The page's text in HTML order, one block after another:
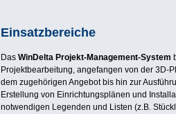
Einsatzbereiche
Das WinDelta Projekt-Management-System
Projektbearbeitung, angefangen von der 3D-
dem zugehörigen Angebot bis hin zur
Erstellung von Einrichtungsplänen und
notwendigen Legenden und Listen (z.B.